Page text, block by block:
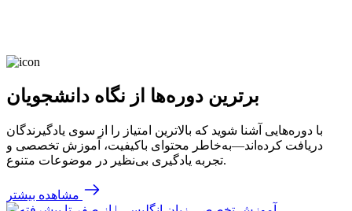
برترین دوره‌ها از نگاه دانشجویان
با دوره‌هایی آشنا شوید که بالاترین امتیاز را از سوی یادگیرندگان
دریافت کرده‌اند—به‌خاطر محتوای باکیفیت، آموزش تخصصی و
تجربه یادگیری بی‌نظیر در موضوعات متنوع.
مشاهده بیشتر